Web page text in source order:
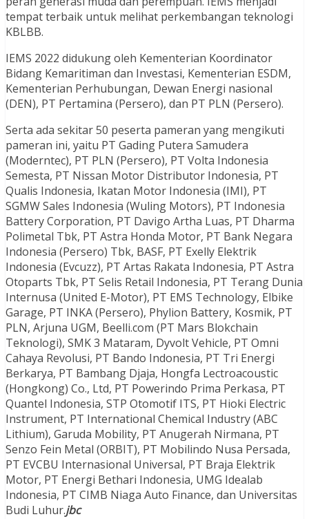
tempat terbaik untuk melihat perkembangan teknologi
KBLBB.
IEMS 2022 didukung oleh Kementerian Koordinator
Bidang Kemaritiman dan Investasi, Kementerian ESDM,
Kementerian Perhubungan, Dewan Energi nasional
(DEN), PT Pertamina (Persero), dan PT PLN (Persero).
Serta ada sekitar 50 peserta pameran yang mengikuti
pameran ini, yaitu PT Gading Putera Samudera
(Moderntec), PT PLN (Persero), PT Volta Indonesia
Semesta, PT Nissan Motor Distributor Indonesia, PT
Qualis Indonesia, Ikatan Motor Indonesia (IMI), PT
SGMW Sales Indonesia (Wuling Motors), PT Indonesia
Battery Corporation, PT Davigo Artha Luas, PT Dharma
Polimetal Tbk, PT Astra Honda Motor, PT Bank Negara
Indonesia (Persero) Tbk, BASF, PT Exelly Elektrik
Indonesia (Evcuzz), PT Artas Rakata Indonesia, PT Astra
Otoparts Tbk, PT Selis Retail Indonesia, PT Terang Dunia
Internusa (United E-Motor), PT EMS Technology, Elbike
Garage, PT INKA (Persero), Phylion Battery, Kosmik, PT
PLN, Arjuna UGM, Beelli.com (PT Mars Blokchain
Teknologi), SMK 3 Mataram, Dyvolt Vehicle, PT Omni
Cahaya Revolusi, PT Bando Indonesia, PT Tri Energi
Berkarya, PT Bambang Djaja, Hongfa Lectroacoustic
(Hongkong) Co., Ltd, PT Powerindo Prima Perkasa, PT
Quantel Indonesia, STP Otomotif ITS, PT Hioki Electric
Instrument, PT International Chemical Industry (ABC
Lithium), Garuda Mobility, PT Anugerah Nirmana, PT
Senzo Fein Metal (ORBIT), PT Mobilindo Nusa Persada,
PT EVCBU Internasional Universal, PT Braja Elektrik
Motor, PT Energi Bethari Indonesia, UMG Idealab
Indonesia, PT CIMB Niaga Auto Finance, dan Universitas
Budi Luhur.jbc